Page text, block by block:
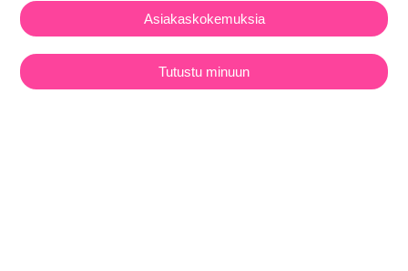
Asiakaskokemuksia
Tutustu minuun